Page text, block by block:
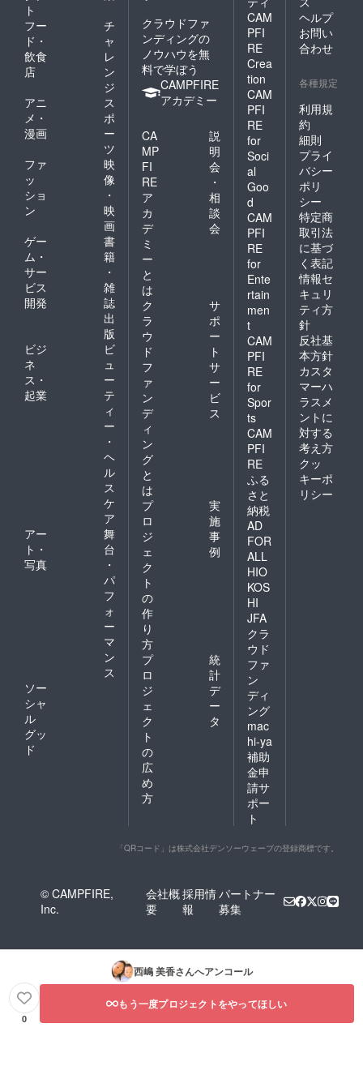
ト
フー
ド・
飲食
店
チ
ャ
レ
ン
ジ
アニ
メ・
漫画
ス
ポ
ー
ツ
ファ
ッ
ショ
ン
映
像
・
映
画
ゲー
ム・
サー
ビス
開発
書
籍
・
雑
誌
出
版
ビジ
ネ
ス・
起業
ビ
ュ
ー
テ
ィ
ー
・
ヘ
ル
ス
ケ
ア
アー
ト・
写真
舞
台
・
パ
フ
ォ
ー
マ
ン
ス
ソー
シャ
ル
グッ
ド
クラウドファ
ンディングの
ノウハウを無
料で学ぼう
CAMPFIRE
アカデミー
CA
MP
FI
RE
ア
カ
デ
ミ
ー
と
は
説
明
会
・
相
談
会
ク
ラ
ウ
ド
フ
ァ
ン
デ
ィ
ン
グ
と
は
サ
ポ
ー
ト
サ
ー
ビ
ス
プ
ロ
ジ
ェ
ク
ト
の
作
り
方
実
施
事
例
プ
ロ
ジ
ェ
ク
ト
の
広
め
方
統
計
デ
ー
タ
CAM
PFI
RE
Crea
tion
CAM
PFI
RE
for
Soci
al
Goo
d
CAM
PFI
RE
for
Ente
rtain
men
t
CAM
PFI
RE
for
Spor
ts
CAM
PFI
RE
ふる
さと
納税
AD
FOR
ALL
HIO
KOS
HI
JFA
クラ
ウド
ファ
ン
ディ
ング
mac
hi-ya
補助
金申
請サ
ポー
ト
ヘルプ
お問い
合わせ
各種規定
利用規
約
細則
プライ
バシー
ポリ
シー
特定商
取引法
に基づ
く表記
情報セ
キュリ
ティ方
針
反社基
本方針
カスタ
マーハ
ラスメ
ントに
対する
考え方
クッ
キーポ
リシー
「QRコード」は株式会社デンソーウェーブの登録商標です。
© CAMPFIRE,
Inc.
会社概
要
採用情
報
パートナー
募集
西嶋 美香さんへアンコール
0
もう一度プロジェクトをやってほしい